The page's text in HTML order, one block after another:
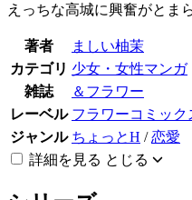
えっちな高城に興奮がとま
著者
ましい柚茉
カテゴリ 少女・女性マンガ
雑誌
＆フラワー
レーベル フラワーコミック
ジャンル ちょっとH /恋愛
詳細を見る とじる